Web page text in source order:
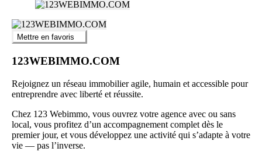
Mettre en favoris
123WEBIMMO.COM
Rejoignez un réseau immobilier agile, humain et accessible pour
entreprendre avec liberté et réussite.
Chez 123 Webimmo, vous ouvrez votre agence avec ou sans
local, vous profitez d’un accompagnement complet dès le
premier jour, et vous développez une activité qui s’adapte à votre
vie — pas l’inverse.